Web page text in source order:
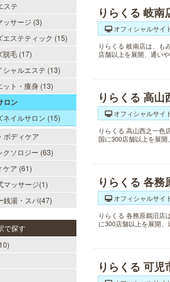
ステ
ッサージ (3)
エステティック (15)
脱毛 (17)
シャルエステ (13)
ット・痩身 (13)
ロン
ネイルサロン (15)
ボディケア
クソロジー (63)
ケア (61)
マッサージ(1)
銭湯・スパ(47)
で探す
りらくる 岐南
オフィシャルサイ
りらくる 岐南店は、も
店舗以上を展開、通い
りらくる 高山
オフィシャルサイ
りらくる 高山西之一色
国に300店舗以上を展開
りらくる 各務
オフィシャルサイ
りらくる 各務原鵜沼店
に300店舗以上を展開、
りらくる 可児